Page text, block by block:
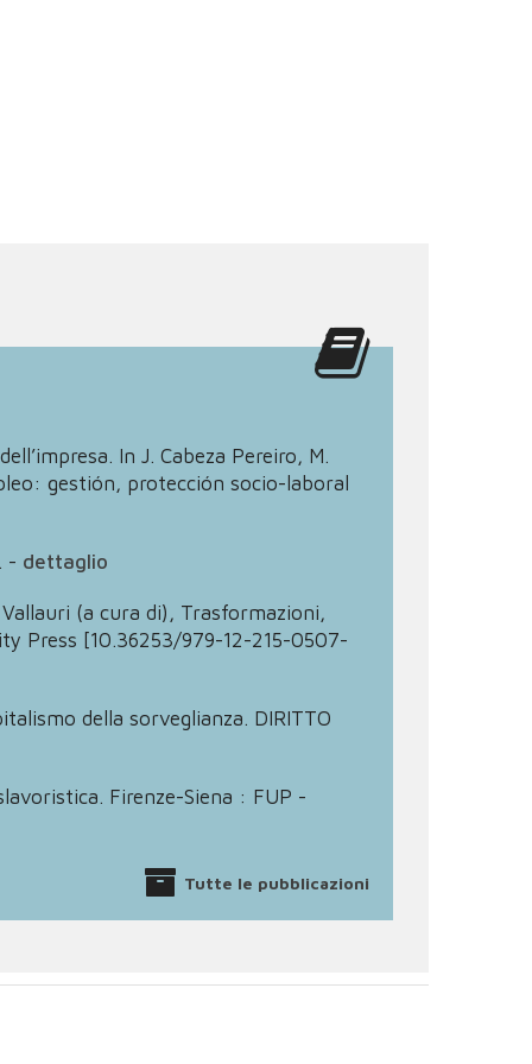
In J. Cabeza Pereiro, M.
gestión, protección socio-laboral
- dettaglio
(a cura di), Trasformazioni,
Press [10.36253/979-12-215-0507-
della sorveglianza. DIRITTO
Firenze-Siena : FUP -
Tutte le pubblicazioni